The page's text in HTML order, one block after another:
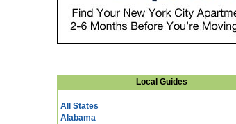
Local Guides
All States
Alabama